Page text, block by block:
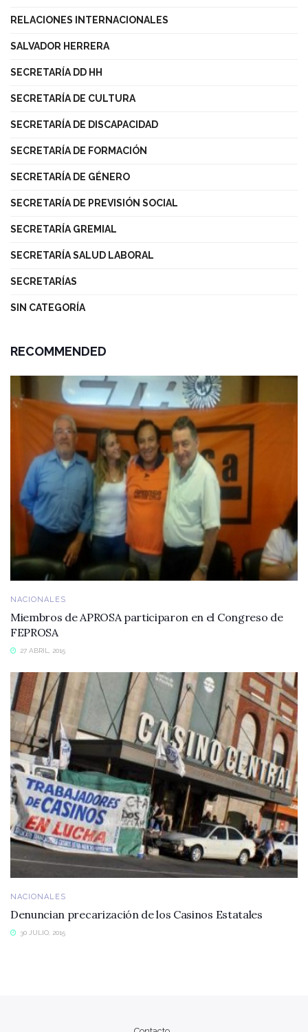
RELACIONES INTERNACIONALES
SALVADOR HERRERA
SECRETARÍA DD HH
SECRETARÍA DE CULTURA
SECRETARÍA DE DISCAPACIDAD
SECRETARÍA DE FORMACIÓN
SECRETARÍA DE GÉNERO
SECRETARÍA DE PREVISIÓN SOCIAL
SECRETARÍA GREMIAL
SECRETARÍA SALUD LABORAL
SECRETARÍAS
SIN CATEGORÍA
RECOMMENDED
NACIONALES
Miembros de APROSA participaron en el Congreso de
FEPROSA
27 ABRIL, 2015
NACIONALES
Denuncian precarización de los Casinos Estatales
30 JULIO, 2015